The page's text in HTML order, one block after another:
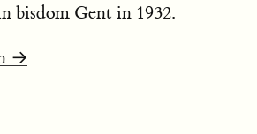
bisdom Gent in 1932.
→